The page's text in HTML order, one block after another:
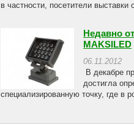
в частности, посетители выставки
Недавно
MAKSILED
06.11.2012
В декабре
достигла
специализированную точку, где в